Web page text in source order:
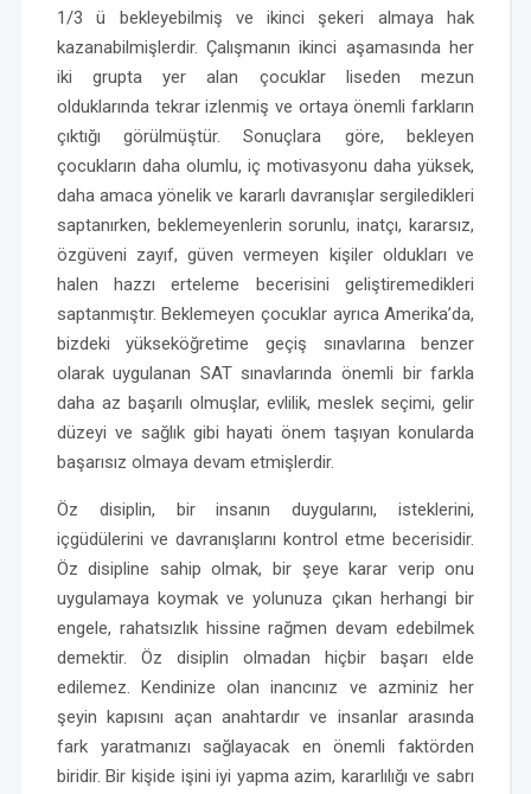
1/3 ü bekleyebilmiş ve ikinci şekeri almaya hak
kazanabilmişlerdir. Çalışmanın ikinci aşamasında her
iki grupta yer alan çocuklar liseden mezun
olduklarında tekrar izlenmiş ve ortaya önemli farkların
çıktığı görülmüştür. Sonuçlara göre, bekleyen
çocukların daha olumlu, iç motivasyonu daha yüksek,
daha amaca yönelik ve kararlı davranışlar sergiledikleri
saptanırken, beklemeyenlerin sorunlu, inatçı, kararsız,
özgüveni zayıf, güven vermeyen kişiler oldukları ve
halen hazzı erteleme becerisini geliştiremedikleri
saptanmıştır. Beklemeyen çocuklar ayrıca Amerika’da,
bizdeki yükseköğretime geçiş sınavlarına benzer
olarak uygulanan SAT sınavlarında önemli bir farkla
daha az başarılı olmuşlar, evlilik, meslek seçimi, gelir
düzeyi ve sağlık gibi hayati önem taşıyan konularda
başarısız olmaya devam etmişlerdir.
Öz disiplin, bir insanın duygularını, isteklerini,
içgüdülerini ve davranışlarını kontrol etme becerisidir.
Öz disipline sahip olmak, bir şeye karar verip onu
uygulamaya koymak ve yolunuza çıkan herhangi bir
engele, rahatsızlık hissine rağmen devam edebilmek
demektir. Öz disiplin olmadan hiçbir başarı elde
edilemez. Kendinize olan inancınız ve azminiz her
şeyin kapısını açan anahtardır ve insanlar arasında
fark yaratmanızı sağlayacak en önemli faktörden
biridir. Bir kişide işini iyi yapma azim, kararlılığı ve sabrı